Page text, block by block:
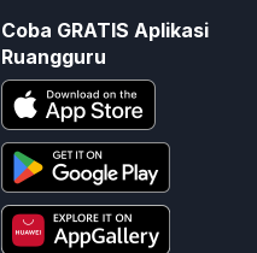
Coba GRATIS Aplikasi
Ruangguru